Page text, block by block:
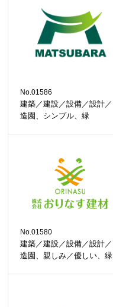
No.01586
建築／建設／設備／設計／
造園、シンプル、緑
No.01580
建築／建設／設備／設計／
造園、親しみ／優しい、緑